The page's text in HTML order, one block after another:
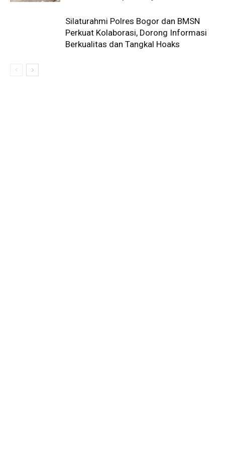
Silaturahmi Polres Bogor dan BMSN
Perkuat Kolaborasi, Dorong Informasi
Berkualitas dan Tangkal Hoaks